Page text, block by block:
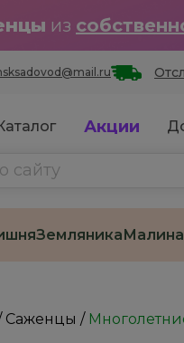
из
Акции
ЗемляникаМалина
Саженцы /